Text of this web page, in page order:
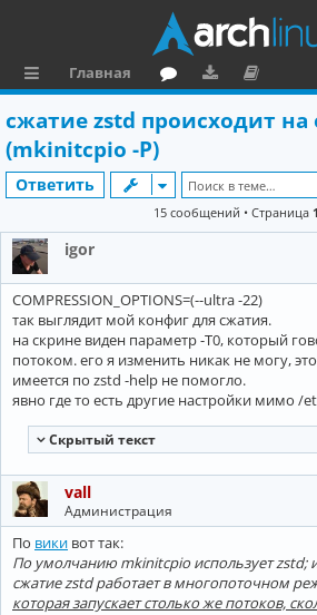
ы
л
и
Главная
м
зк
и
ку
м
е
н
ц
и
сжатие zstd происходит
(mkinitcpio -P)
Ответить
15 сообщений • Страница 1
igor
COMPRESSION_OPTIONS=(--ultra -22)
так выглядит мой конфиг для сжатия.
на скрине виден параметр -T0, который
потоком. его я изменить никак не могу,
имеется по zstd -help не помогло.
явно где то есть другие настройки мимо /
Cкрытый текст
vall
Администрация
По вики вот так:
По умолчанию mkinitcpio использует zstd;
сжатие zstd работает в многопоточном
которая запускает столько же потоков,